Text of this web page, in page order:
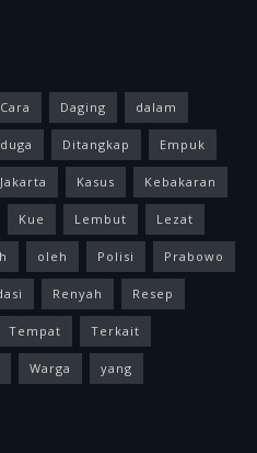
Cara Daging dalam
Ditangkap Empuk
Jakarta Kasus Kebakaran
Kue Lembut Lezat
oleh Polisi Prabowo
Renyah Resep
Tempat Terkait
Warga yang